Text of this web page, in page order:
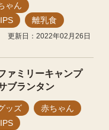
ゃん
離乳食
更新日：2022年02月26日
ァミリーキャンプ
ブランタン
ッズ
赤ちゃん